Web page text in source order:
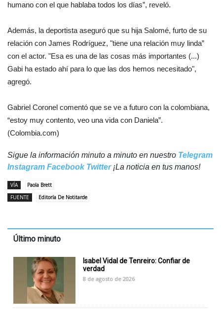
humano con el que hablaba todos los días”, reveló.
Además, la deportista aseguró que su hija Salomé, furto de su
relación con James Rodríguez, "tiene una relación muy linda”
con el actor. "Esa es una de las cosas más importantes (...)
Gabi ha estado ahí para lo que las dos hemos necesitado",
agregó.
Gabriel Coronel comentó que se ve a futuro con la colombiana,
“estoy muy contento, veo una vida con Daniela”.
(Colombia.com)
Sigue la información minuto a minuto en nuestro Telegram
Instagram Facebook Twitter¡La noticia en tus manos!
VÍA
Paola Brett
FUENTE
Editoría De Notitarde
Último minuto
Isabel Vidal de Tenreiro: Confiar de
verdad
8 de agosto de 2026